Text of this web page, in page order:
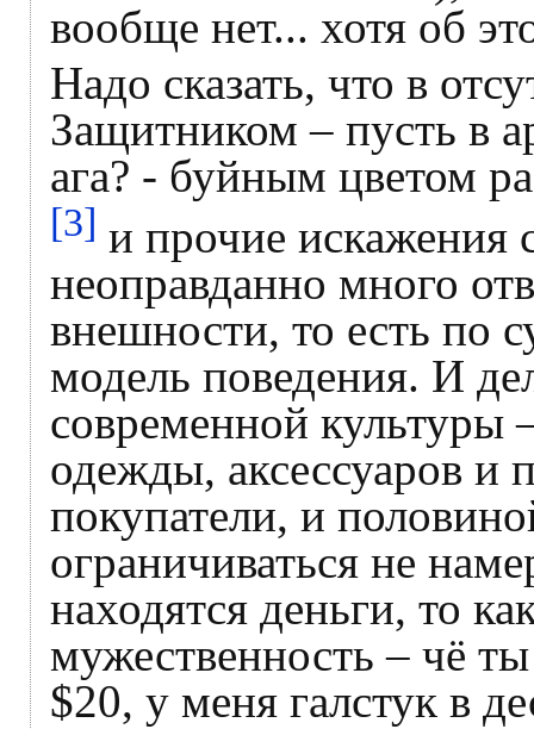
вообще нет... хотя об
Надо сказать, что в
Защитником – пусть в
ага? - буйным цветом
[3] и прочие искажения
неоправданно много
внешности, то есть по
модель поведения. И
современной
одежды, аксессуаров
покупатели, и
ограничиваться не
находятся деньги, то
мужественность – чё
$20, у меня галстук в